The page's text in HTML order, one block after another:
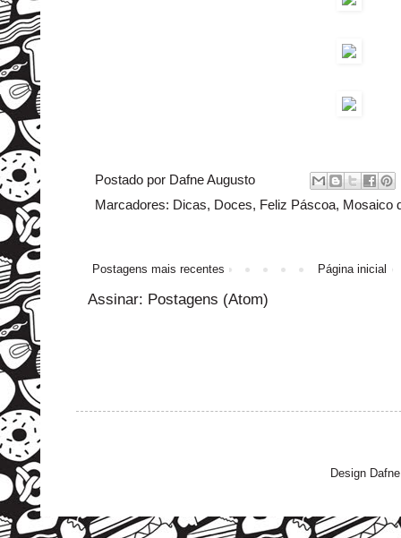
Postado por Dafne Augusto
Marcadores: Dicas, Doces, Feliz Páscoa, Mosaico
Postagens mais recentes Página inicial
Assinar: Postagens (Atom)
Design